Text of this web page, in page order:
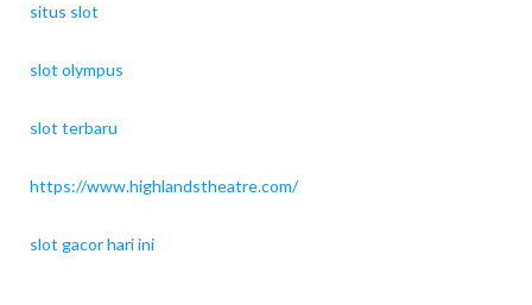
situs slot
slot olympus
slot terbaru
https://www.highlandstheatre.com/
slot gacor hari ini